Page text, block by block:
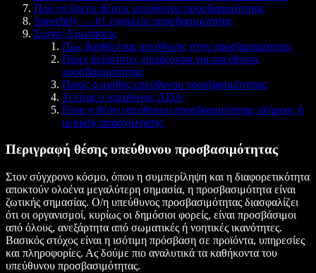
Πού να βρείτε θέσεις υπεύθυνου προσβασιμότητας
Speechify — #1 εργαλείο προσβασιμότητας
Συχνές Ερωτήσεις
Πώς βοηθά ένας υπεύθυνος στην προσβασιμότητα;
Ποιες δεξιότητες χρειάζονται για υπεύθυνος
προσβασιμότητας;
Ποιος ο μισθός υπεύθυνου προσβασιμότητας;
Τι είναι ο υπεύθυνος ADA;
Είναι η θέση υπεύθυνου προσβασιμότητας πλήρους ή
μερικής απασχόλησης;
Περιγραφή θέσης υπεύθυνου προσβασιμότητας
Στον σύγχρονο κόσμο, όπου η συμπερίληψη και η διαφορετικότητα
αποκτούν ολοένα μεγαλύτερη σημασία, η προσβασιμότητα είναι
ζωτικής σημασίας. Ο/η υπεύθυνος προσβασιμότητας διασφαλίζει
ότι οι οργανισμοί, κυρίως οι δημόσιοι φορείς, είναι προσβάσιμοι
από όλους, ανεξάρτητα από σωματικές ή νοητικές ικανότητες.
Βασικός στόχος είναι η ισότιμη πρόσβαση σε προϊόντα, υπηρεσίες
και πληροφορίες. Ας δούμε πιο αναλυτικά τα καθήκοντα του
υπεύθυνου προσβασιμότητας.